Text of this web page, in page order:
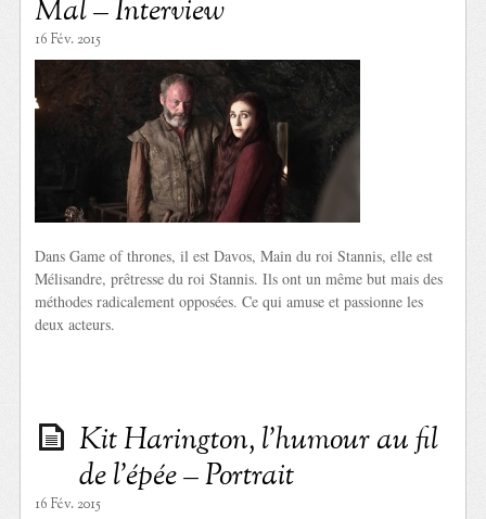
Mal – Interview
16 Fév. 2015
Dans Game of thrones, il est Davos, Main du roi Stannis, elle est
Mélisandre, prêtresse du roi Stannis. Ils ont un même but mais des
méthodes radicalement opposées. Ce qui amuse et passionne les
deux acteurs.
Kit Harington, l’humour au fil
de l’épée – Portrait
16 Fév. 2015